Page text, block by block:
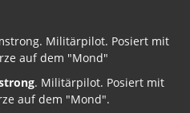
. Militärpilot. Posiert mit
auf dem "Mond".